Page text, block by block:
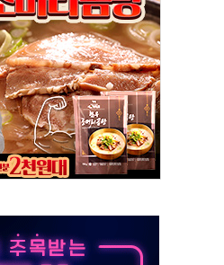
물결
동
구조
측
발효
소될 듯